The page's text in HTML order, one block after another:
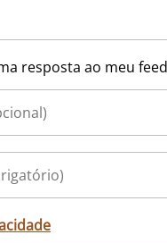
resposta ao meu